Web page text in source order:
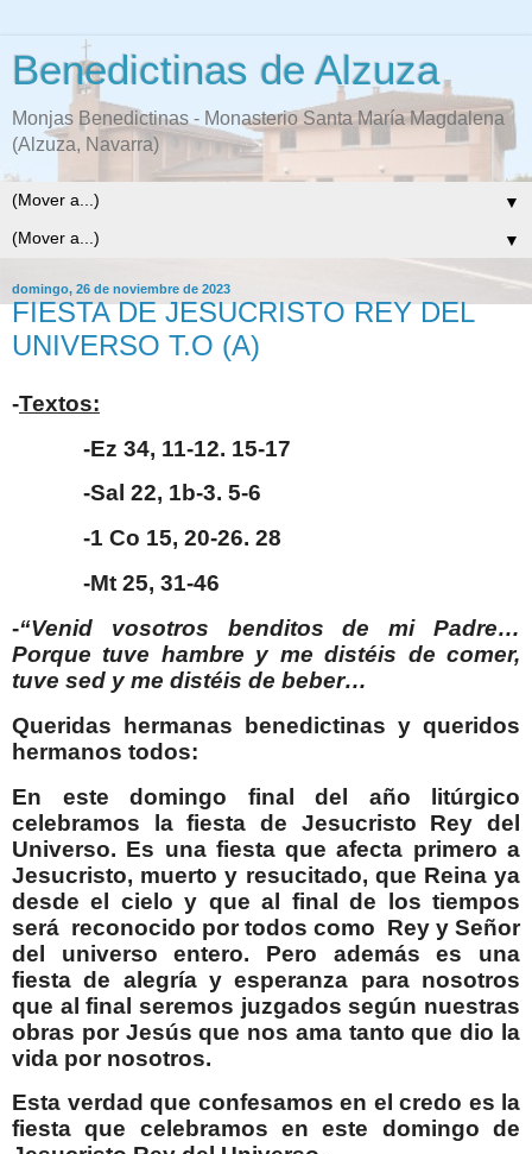
Benedictinas de Alzuza
Monjas Benedictinas - Monasterio Santa María Magdalena
(Alzuza, Navarra)
▼
▼
domingo, 26 de noviembre de 2023
FIESTA DE JESUCRISTO REY DEL
UNIVERSO T.O (A)
-Textos:
-Ez 34, 11-12. 15-17
-Sal 22, 1b-3. 5-6
-1 Co 15, 20-26. 28
-Mt 25, 31-46
-“Venid vosotros benditos de mi Padre…
Porque tuve hambre y me distéis de comer,
tuve sed y me distéis de beber…
Queridas hermanas benedictinas y queridos
hermanos todos:
En este domingo final del año litúrgico
celebramos la fiesta de Jesucristo Rey del
Universo. Es una fiesta que afecta primero a
Jesucristo, muerto y resucitado, que Reina ya
desde el cielo y que al final de los tiempos
será reconocido por todos como Rey y Señor
del universo entero. Pero además es una
fiesta de alegría y esperanza para nosotros
que al final seremos juzgados según nuestras
obras por Jesús que nos ama tanto que dio la
vida por nosotros.
Esta verdad que confesamos en el credo es la
fiesta que celebramos en este domingo de